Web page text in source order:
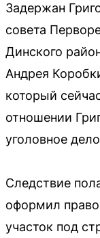
Задержан
совета
Динского
Андрея
который
отношении
уголовное
Следствие
оформил
участок под